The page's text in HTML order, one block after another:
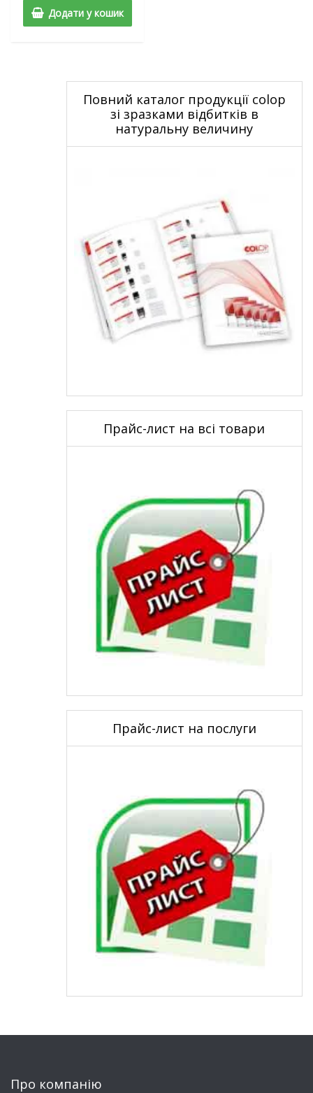
Додати у кошик
Повний каталог продукції colop
зі зразками відбитків в
натуральну величину
Прайс-лист на всі товари
Прайс-лист на послуги
Про компанію